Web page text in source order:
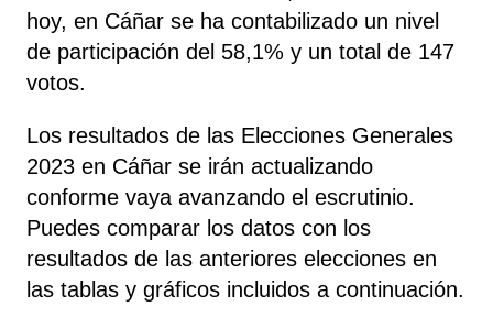
hoy, en Cáñar se ha contabilizado un nivel
de participación del 58,1% y un total de 147
votos.
Los resultados de las Elecciones Generales
2023 en Cáñar se irán actualizando
conforme vaya avanzando el escrutinio.
Puedes comparar los datos con los
resultados de las anteriores elecciones en
las tablas y gráficos incluidos a continuación.